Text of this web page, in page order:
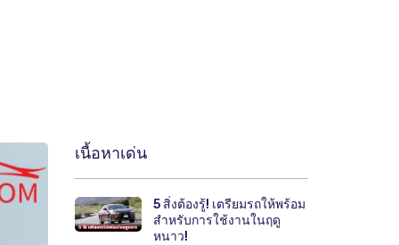
เนื้อหาเด่น
5 สิ่งต้องรู้! เตรียมรถให้พร้อม
สำหรับการใช้งานในฤดู
หนาว!